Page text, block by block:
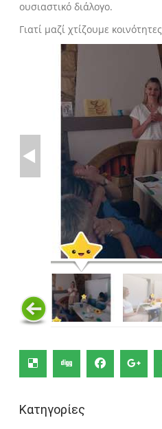
ουσιαστικό διάλογο.
Γιατί μαζί χτίζουμε
Κατηγορίες